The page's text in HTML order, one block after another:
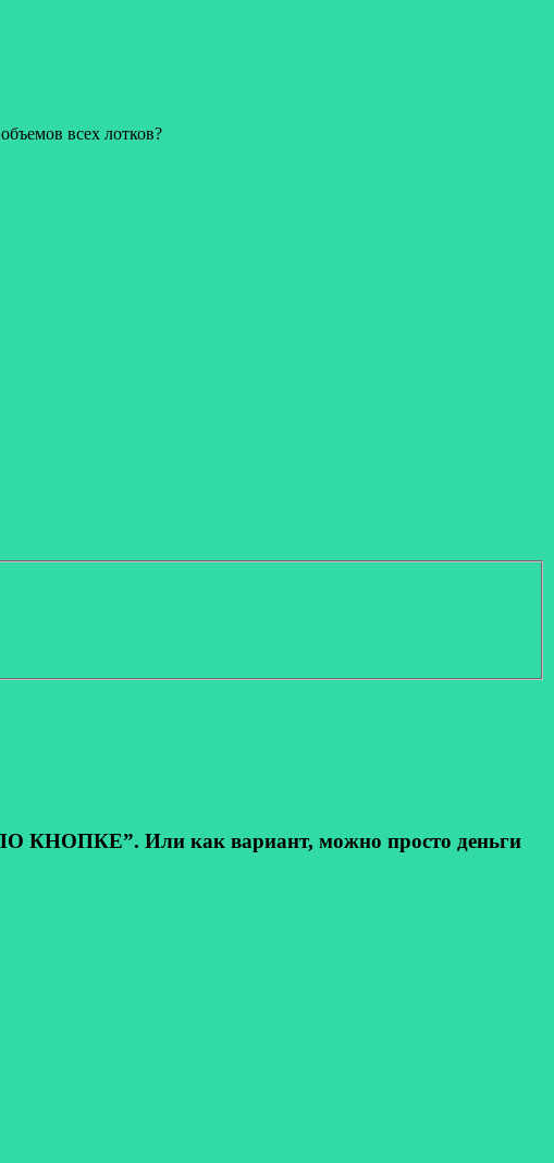
всех лотков?
КНОПКЕ”. Или как вариант, можно просто деньги